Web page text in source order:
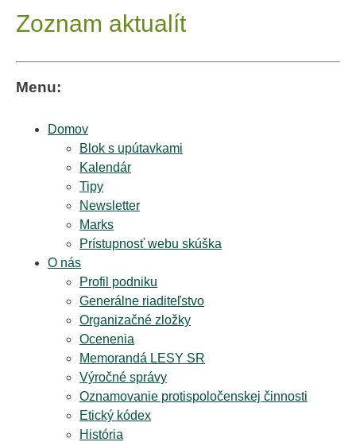
Zoznam aktualít
Menu:
Domov
Blok s upútavkami
Kalendár
Tipy
Newsletter
Marks
Prístupnosť webu skúška
O nás
Profil podniku
Generálne riaditeľstvo
Organizačné zložky
Ocenenia
Memorandá LESY SR
Výročné správy
Oznamovanie protispoločenskej činnosti
Etický kódex
História